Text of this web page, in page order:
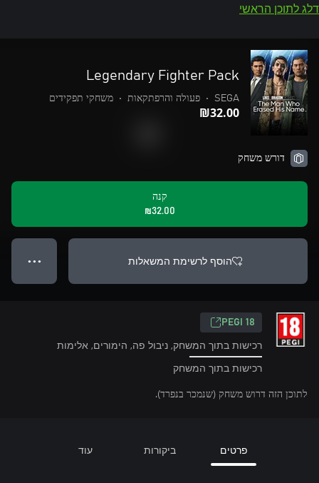
דלג לתוכן הראשי
Legendary Fighter Pack
SEGA
• פעולה והרפתקאות • משחקי תפקידים
‪₪‎32.00‬
דורש משחק
קנה
‪₪‎32.00‬
הוסף לרשימת המשאלות ● ● ●
PEGI 18
רכישות בתוך המשחק, ניבול פה, הימורים, אלימות
רכישות בתוך המשחק
לתוכן הזה דרוש משחק (שנמכר בנפרד).
פרטים ביקורות עוד